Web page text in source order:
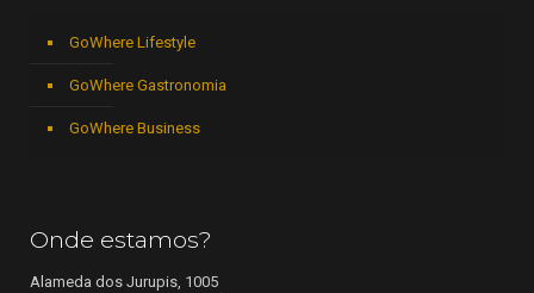
GoWhere Lifestyle
GoWhere Gastronomia
GoWhere Business
Onde estamos?
Alameda dos Jurupis, 1005